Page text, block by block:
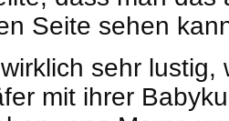
Seite sehen
sehr lustig,
mit ihrer